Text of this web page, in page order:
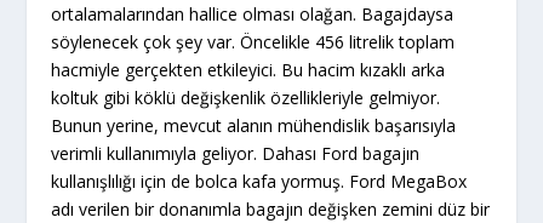
ortalamalarından hallice olması olağan. Bagajdaysa
söylenecek çok şey var. Öncelikle 456 litrelik toplam
hacmiyle gerçekten etkileyici. Bu hacim kızaklı arka
koltuk gibi köklü değişkenlik özellikleriyle gelmiyor.
Bunun yerine, mevcut alanın mühendislik başarısıyla
verimli kullanımıyla geliyor. Dahası Ford bagajın
kullanışlılığı için de bolca kafa yormuş. Ford MegaBox
adı verilen bir donanımla bagajın değişken zemini düz bir